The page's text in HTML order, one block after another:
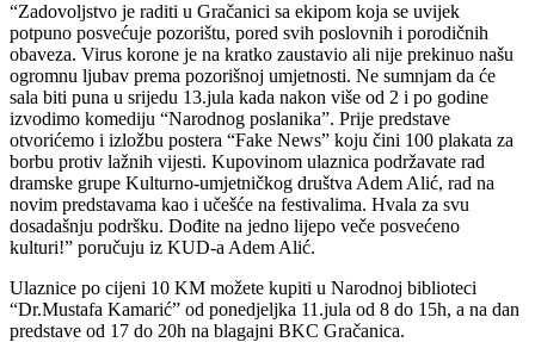
“Zadovoljstvo je raditi u Gračanici sa ekipom koja se uvijek
potpuno posvećuje pozorištu, pored svih poslovnih i porodičnih
obaveza. Virus korone je na kratko zaustavio ali nije prekinuo našu
ogromnu ljubav prema pozorišnoj umjetnosti. Ne sumnjam da će
sala biti puna u srijedu 13.jula kada nakon više od 2 i po godine
izvodimo komediju “Narodnog poslanika”. Prije predstave
otvorićemo i izložbu postera “Fake News” koju čini 100 plakata za
borbu protiv lažnih vijesti. Kupovinom ulaznica podržavate rad
dramske grupe Kulturno-umjetničkog društva Adem Alić, rad na
novim predstavama kao i učešće na festivalima. Hvala za svu
dosadašnju podršku. Dođite na jedno lijepo veče posvećeno
kulturi!” poručuju iz KUD-a Adem Alić.
Ulaznice po cijeni 10 KM možete kupiti u Narodnoj biblioteci
“Dr.Mustafa Kamarić” od ponedjeljka 11.jula od 8 do 15h, a na dan
predstave od 17 do 20h na blagajni BKC Gračanica.